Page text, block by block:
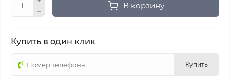
В корзину
Купить в один клик
Купить